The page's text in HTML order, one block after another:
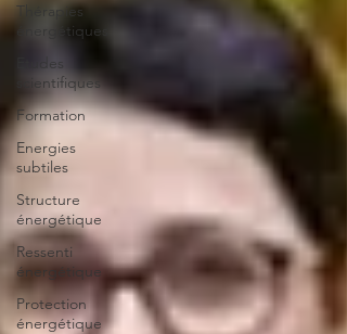
Thérapies
énergétiques
scientifiques
Formation
Energies
subtiles
Structure
énergétique
Ressenti
énergétique
Protection
énergétique